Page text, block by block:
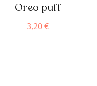
Oreo puff
3,20€